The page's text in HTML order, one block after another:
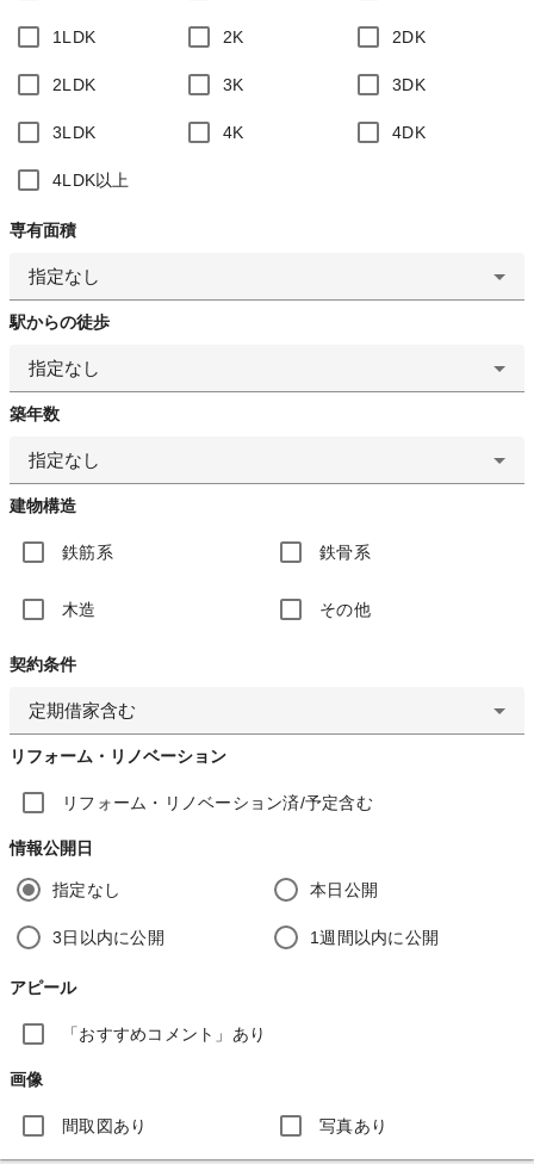
1LDK 2K 2DK
2LDK 3K 3DK
3LDK 4K 4DK
4LDK以上
専有面積
指定なし
駅からの徒歩
指定なし
築年数
指定なし
建物構造
鉄筋系 鉄骨系
木造 その他
契約条件
定期借家含む
リフォーム・リノベーション
リフォーム・リノベーション済/予定含む
情報公開日
指定なし 本日公開
3日以内に公開 1週間以内に公開
アピール
「おすすめコメント」あり
画像
間取図あり 写真あり